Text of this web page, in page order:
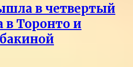
в четвертый
в Торонто и